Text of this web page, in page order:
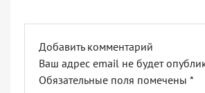
Добавить комментарий
Ваш адрес email не будет
Обязательные поля помечены *